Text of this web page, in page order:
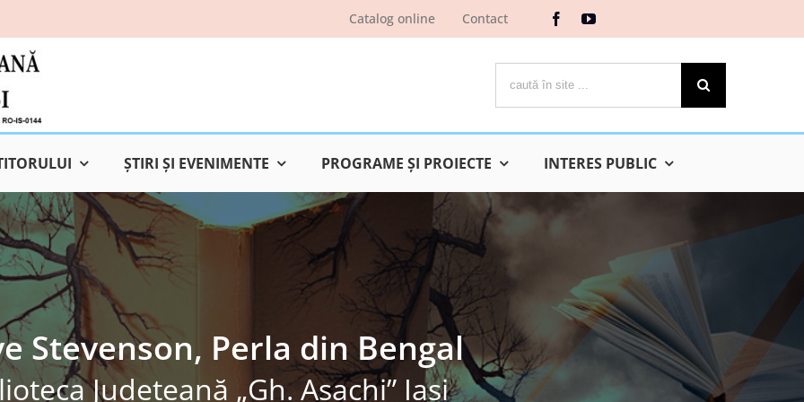
Catalog online Contact
ŞTIRI ŞI EVENIMENTE PROGRAME ŞI PROIECTE INTERES PUBLIC
Stevenson, Perla din Bengal
Judeţeană „Gh. Asachi” Iaşi